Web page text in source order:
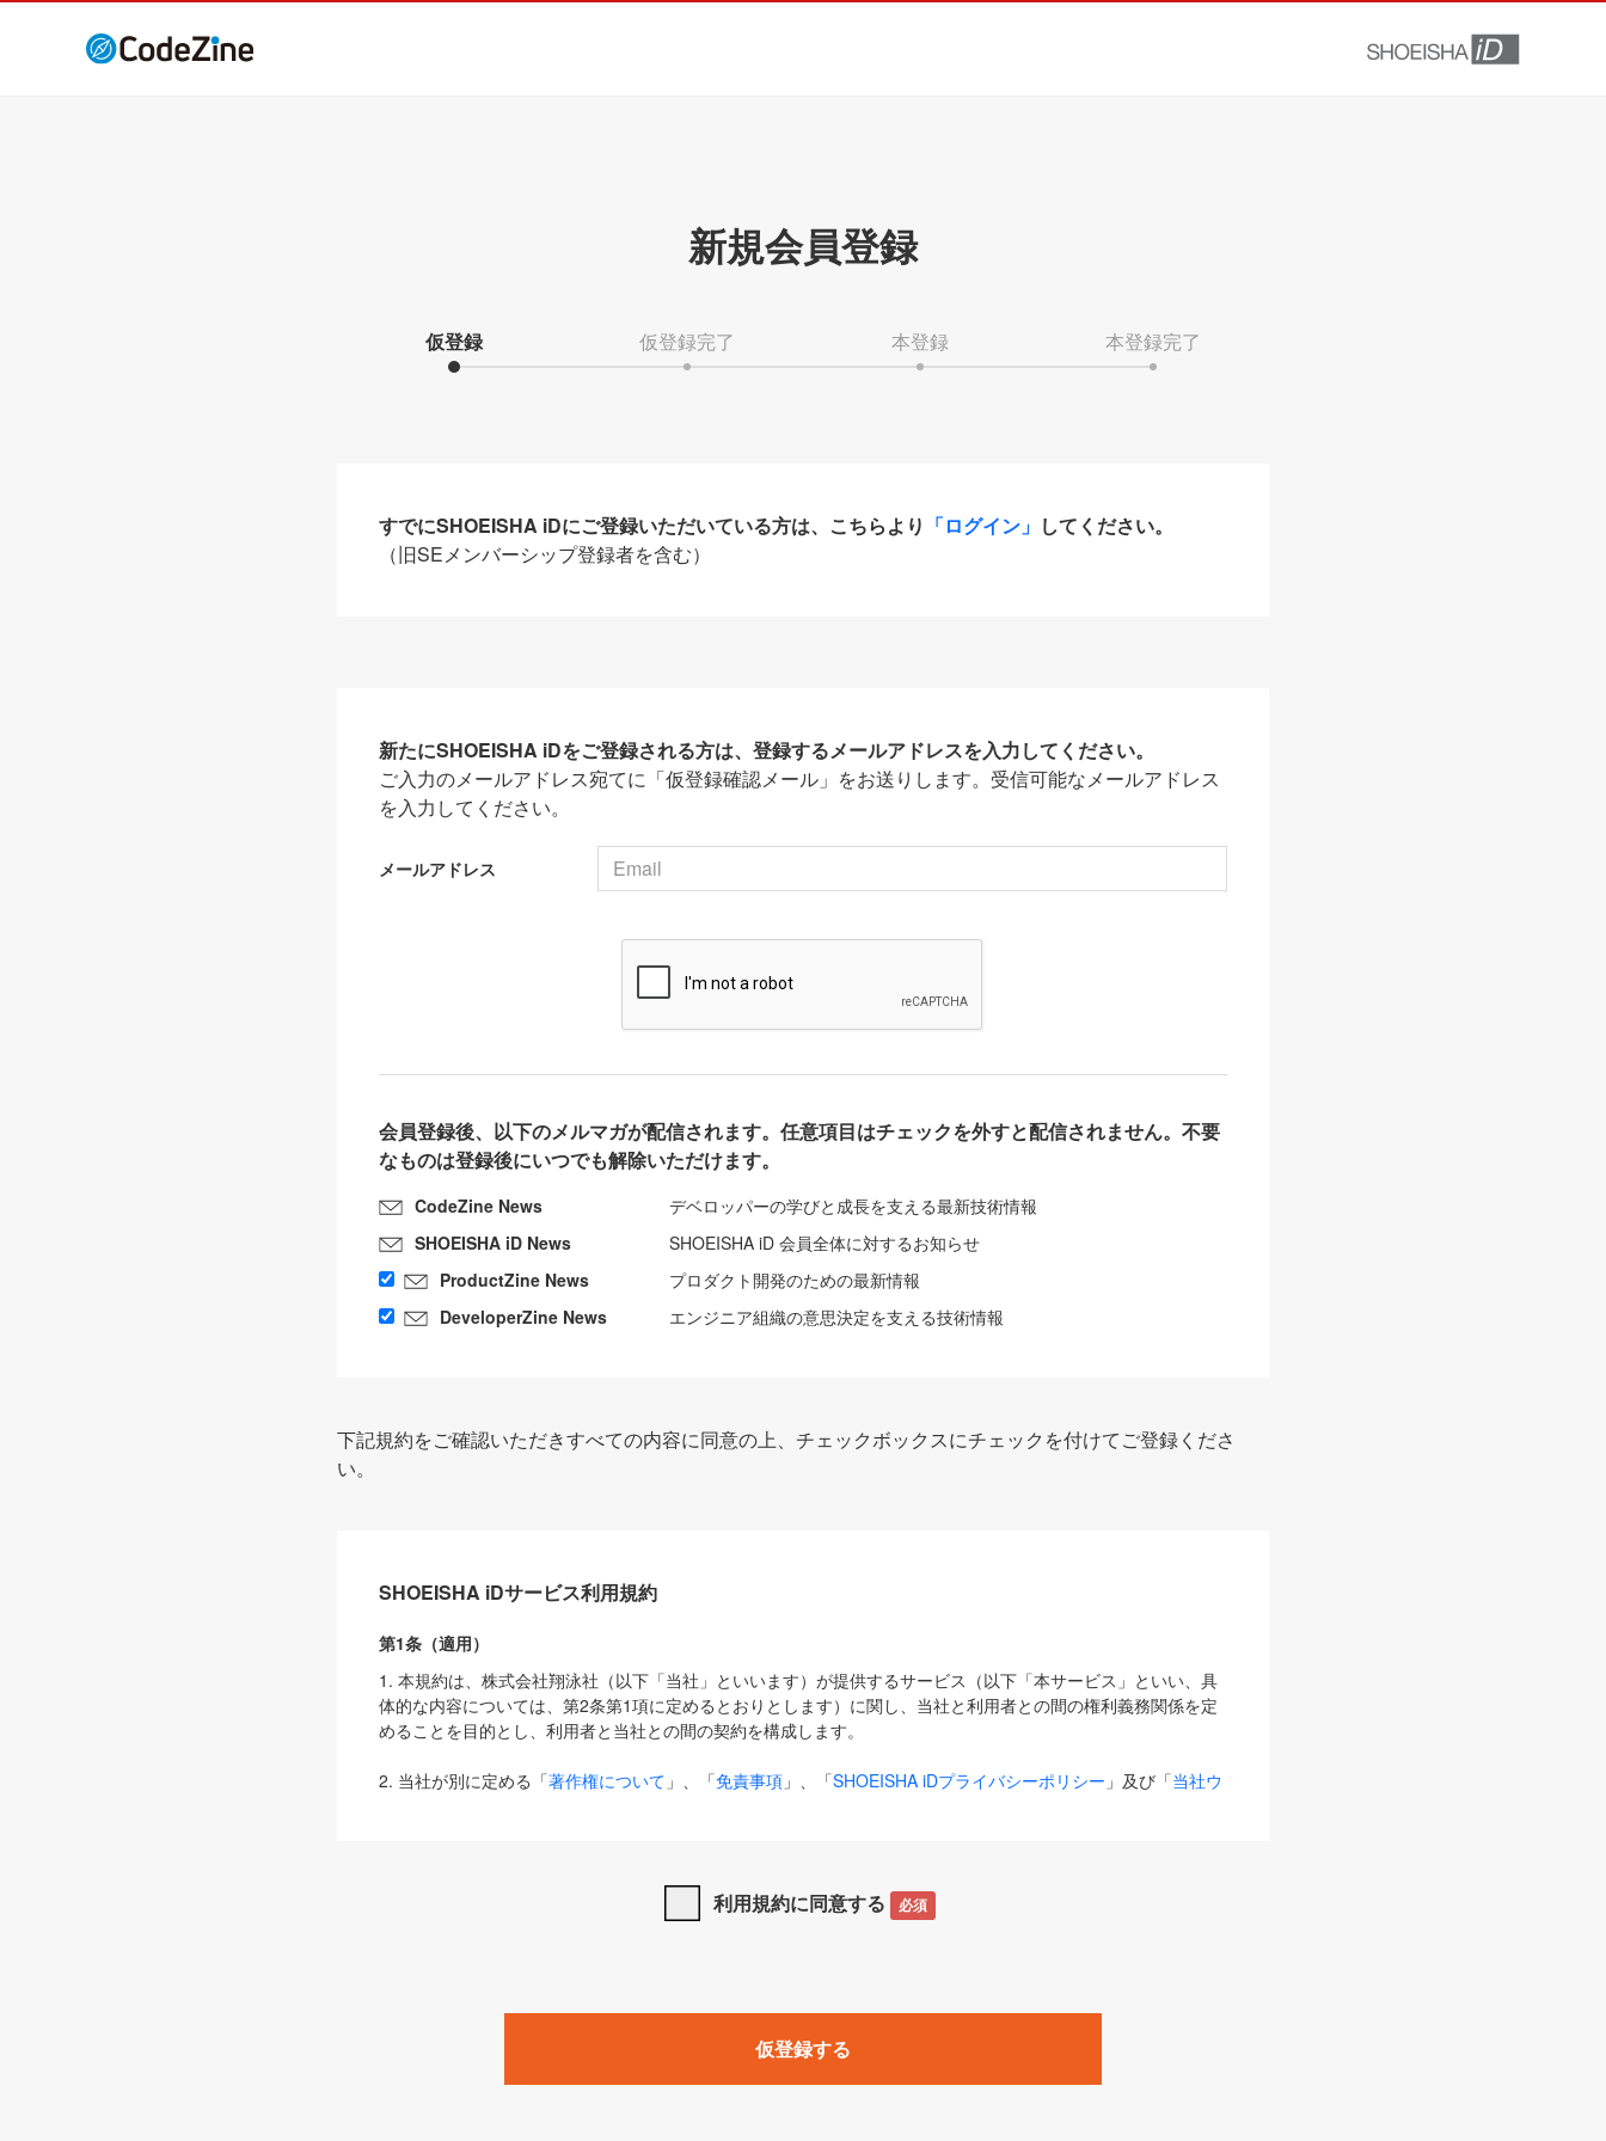
新規会員登録
仮登録 仮登録完了 本登録 本登録完了
すでにSHOEISHA iDにご登録いただいている方は、こちらより 「ログイン」 してください。
（旧SEメンバーシップ登録者を含む）
新たにSHOEISHA iDをご登録される方は、登録するメールアドレスを入力してください。
ご入力のメールアドレス宛てに「仮登録確認メール」をお送りします。受信可能なメールアドレス
を入力してください。
メールアドレス
会員登録後、以下のメルマガが配信されます。任意項目はチェックを外すと配信されません。不要
なものは登録後にいつでも解除いただけます。
CodeZine News
デベロッパーの学びと成長を支える最新技術情報
SHOEISHA iD News
SHOEISHA iD 会員全体に対するお知らせ
ProductZine News
プロダクト開発のための最新情報
DeveloperZine News
エンジニア組織の意思決定を支える技術情報
下記規約をご確認いただきすべての内容に同意の上、チェックボックスにチェックを付けてご登録くださ
い。
SHOEISHA iDサービス利用規約
第1条（適用）
1. 本規約は、株式会社翔泳社（以下「当社」といいます）が提供するサービス（以下「本サービス」といい、具
体的な内容については、第2条第1項に定めるとおりとします）に関し、当社と利用者との間の権利義務関係を定
めることを目的とし、利用者と当社との間の契約を構成します。
2. 当社が別に定める「著作権について 」、「免責事項 」、「SHOEISHA iDプライバシーポリシー 」及び「当社ウ
は、本規約の規定が優先して適用されるものとします。
1. 「本サービス」とは、当社が提供する以下のサービス（名称や内容が変更された場合、変更後のサービスを含
みます）及びこれらサービスに関連して当社が実施するイベントやキャンペーンをいいます。
「SEBook」「SEShop」「CodeZine」「MarkeZine」「EnterpriseZine」「ECzine」「Biz/Zine」「HRzine」
利用規約に同意する 必須
仮登録する